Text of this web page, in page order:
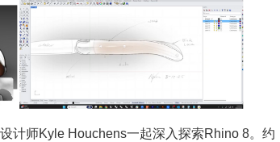
计师Kyle Houchens一起深入探索Rhino 8。约